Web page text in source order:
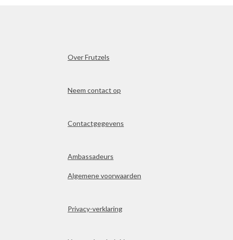
Over Frutzels
Neem contact op
Contactgegevens
Ambassadeurs
Algemene voorwaarden
Privacy-verklaring